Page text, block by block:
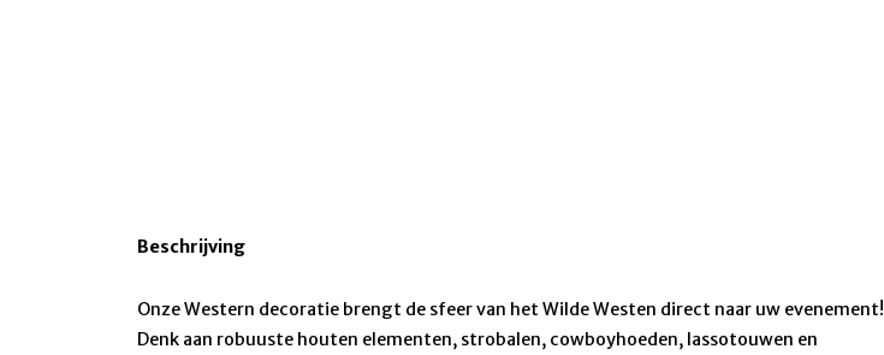
Beschrijving
Onze Western decoratie brengt de sfeer van het Wilde Westen direct naar uw evenement!
Denk aan robuuste houten elementen, strobalen, cowboyhoeden, lassotouwen en